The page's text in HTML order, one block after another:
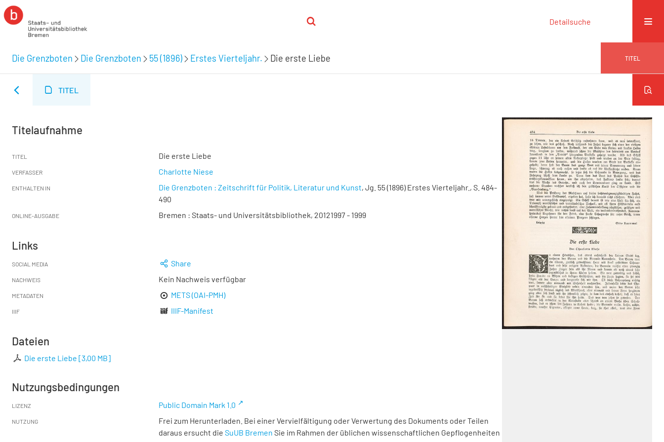
Detailsuche
Die Grenzboten Die Grenzboten 55 (1896) Erstes Vierteljahr. Die erste Liebe TITEL
TITEL
Titelaufnahme
TITEL Die erste Liebe
VERFASSER Charlotte Niese
ENTHALTEN IN Die Grenzboten : Zeitschrift für Politik, Literatur und Kunst, Jg. 55 (1896) Erstes Vierteljahr., S. 484-
490
ONLINE-AUSGABE Bremen : Staats- und Universitätsbibliothek, 20121997 - 1999
Links
SOCIAL MEDIA Share
NACHWEIS Kein Nachweis verfügbar
METADATEN METS (OAI-PMH)
IIIF IIIF-Manifest
Dateien
Die erste Liebe [3,00 MB]
Nutzungsbedingungen
LIZENZ Public Domain Mark 1.0
NUTZUNG
Frei zum Herunterladen. Bei einer Vervielfältigung oder Verwertung des Dokuments oder Teilen
daraus ersucht die SuUB Bremen Sie im Rahmen der üblichen wissenschaftlichen Gepflogenheiten